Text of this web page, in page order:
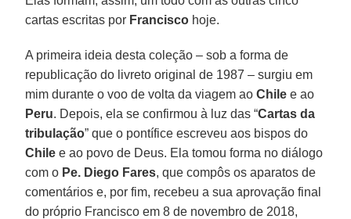
cartas escritas por Francisco hoje.
A primeira ideia desta coleção – sob a forma de
republicação do livreto original de 1987 – surgiu em
mim durante o voo de volta da viagem aoChile e ao
Peru. Depois, ela se confirmou à luz das “Cartas da
tribulação” que o pontífice escreveu aos bispos do
Chile e ao povo de Deus. Ela tomou forma no diálogo
com o Pe. Diego Fares, que compôs os aparatos de
comentários e, por fim, recebeu a sua aprovação final
do próprio Francisco em 8 de novembro de 2018,